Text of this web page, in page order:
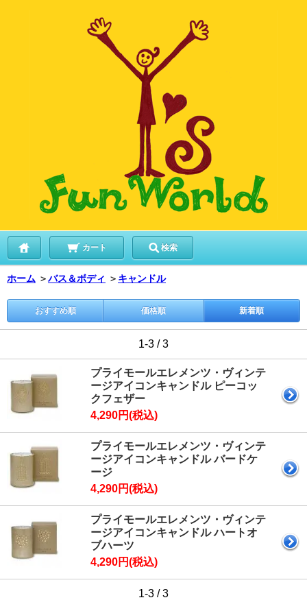
カート 検索
ホーム ＞バス＆ボディ ＞ キャンドル
おすすめ順 価格順 新着順
1-3 / 3
プライモールエレメンツ・ヴィンテ
ージアイコンキャンドル ピーコッ
クフェザー
4,290円(税込)
プライモールエレメンツ・ヴィンテ
ージアイコンキャンドル バードケ
ージ
4,290円(税込)
プライモールエレメンツ・ヴィンテ
ージアイコンキャンドル ハートオ
ブハーツ
4,290円(税込)
1-3 / 3